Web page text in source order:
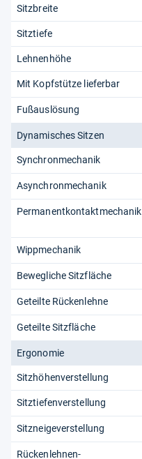
Sitzbreite
Sitztiefe
Lehnenhöhe
Mit Kopfstütze lieferbar
Fußauslösung
Dynamisches Sitzen
Synchronmechanik
Asynchronmechanik
Permanentkontaktmechanik
Wippmechanik
Bewegliche Sitzfläche
Geteilte Rückenlehne
Geteilte Sitzfläche
Ergonomie
Sitzhöhenverstellung
Sitztiefenverstellung
Sitzneigeverstellung
Rückenlehnen-